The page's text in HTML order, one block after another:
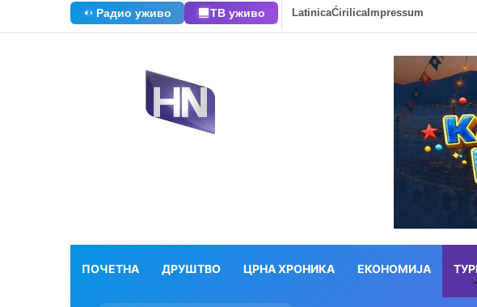
Радио уживо ТВ уживо LatinicaĆirilicaImpressum
ПОЧЕТНА ДРУШТВО ЦРНА ХРОНИКА ЕКОНОМИЈА